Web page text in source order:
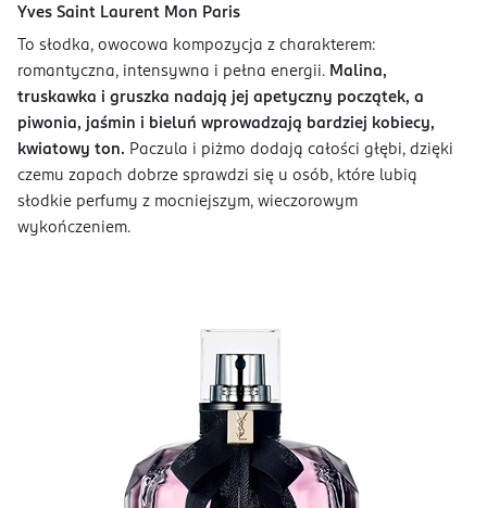
Yves Saint Laurent Mon Paris
To słodka, owocowa kompozycja z charakterem:
romantyczna, intensywna i pełna energii. Malina,
truskawka i gruszka nadają jej apetyczny początek, a
piwonia, jaśmin i bieluń wprowadzają bardziej kobiecy,
kwiatowy ton. Paczula i piżmo dodają całości głębi, dzięki
czemu zapach dobrze sprawdzi się u osób, które lubią
słodkie perfumy z mocniejszym, wieczorowym
wykończeniem.